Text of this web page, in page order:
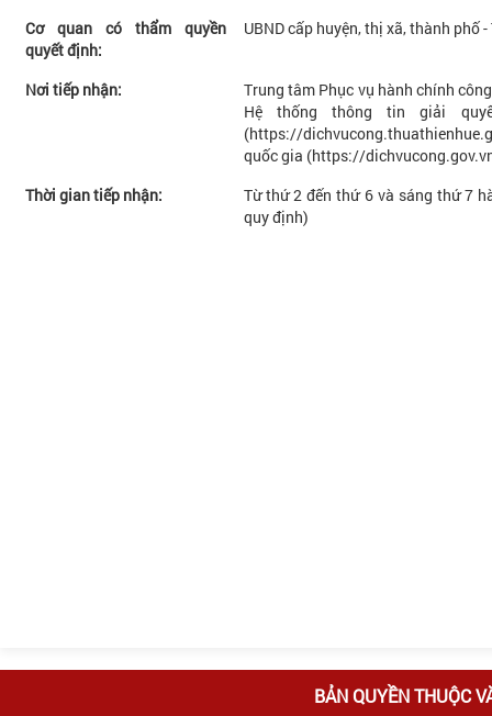
Cơ quan có thẩm quyền
quyết định:
UBND cấp huyện, thị xã, thành phố
Nơi tiếp nhận:
Trung tâm Phục vụ hành chính
Hệ thống thông tin giải
(https://
quốc gia (https://
Thời gian tiếp nhận:
Từ thứ 2 đến thứ 6 và sáng thứ 7
quy định)
BẢN QUYỀN THUỘC